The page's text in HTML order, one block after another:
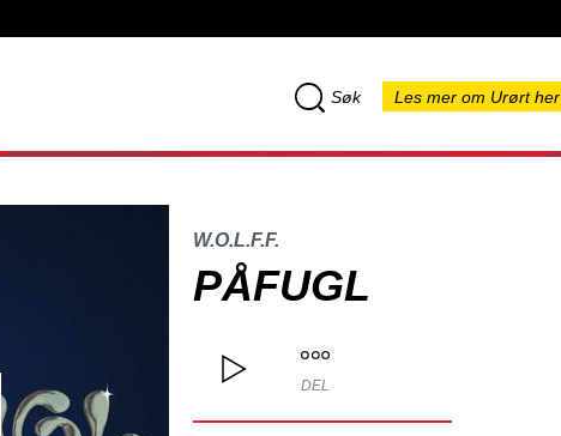
Søk Les mer om Urørt her
W.O.L.F.F.
PÅFUGL
DEL